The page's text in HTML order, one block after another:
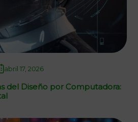
abril 17, 2026
del Diseño por Computadora: